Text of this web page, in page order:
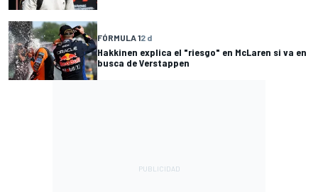
FÓRMULA 12 d
Hakkinen explica el "riesgo" en McLaren si va en
busca de Verstappen